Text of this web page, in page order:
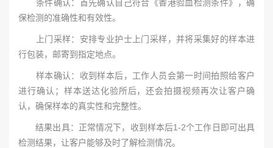
条件确认：首先确认自己符合《香港验血检测条件》，确
保检测的准确性和有效性。
上门采样：安排专业护士上门采样，并将采集好的样本进
行包装，邮寄到指定地点。
样本确认：收到样本后，工作人员会第一时间拍照给客户
进行确认；样本送达化验所后，还会拍摄视频再次让客户确
认，确保样本的真实性和完整性。
结果出具：正常情况下，收到样本后1-2个工作日即可出具
检测结果，让客户能够及时了解检测情况。